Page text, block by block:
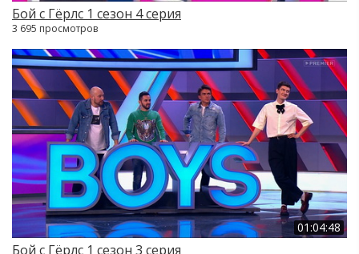
Бой с Гёрлс 1 сезон 4 серия
3 695 просмотров
01:04:48
Бой с Гёрлс 1 сезон 3 серия